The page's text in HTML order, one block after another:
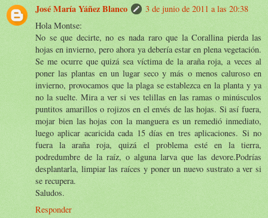
José María Yáñez Blanco
3 de junio de 2011 a las 20:38
Hola Montse:
No se que decirte, no es nada raro que la Corallina pierda las
hojas en invierno, pero ahora ya debería estar en plena vegetación.
Se me ocurre que quizá sea víctima de la araña roja, a veces al
poner las plantas en un lugar seco y más o menos caluroso en
invierno, provocamos que la plaga se establezca en la planta y ya
no la suelte. Mira a ver si ves telillas en las ramas o minúsculos
puntitos amarillos o rojizos en el envés de las hojas. Si así fuera,
mojar bien las hojas con la manguera es un remedió inmediato,
luego aplicar acaricida cada 15 días en tres aplicaciones. Si no
fuera la araña roja, quizá el problema esté en la tierra,
podredumbre de la raíz, o alguna larva que las devore.Podrías
desplantarla, limpiar las raíces y poner un nuevo sustrato a ver si
se recupera.
Saludos.
Responder